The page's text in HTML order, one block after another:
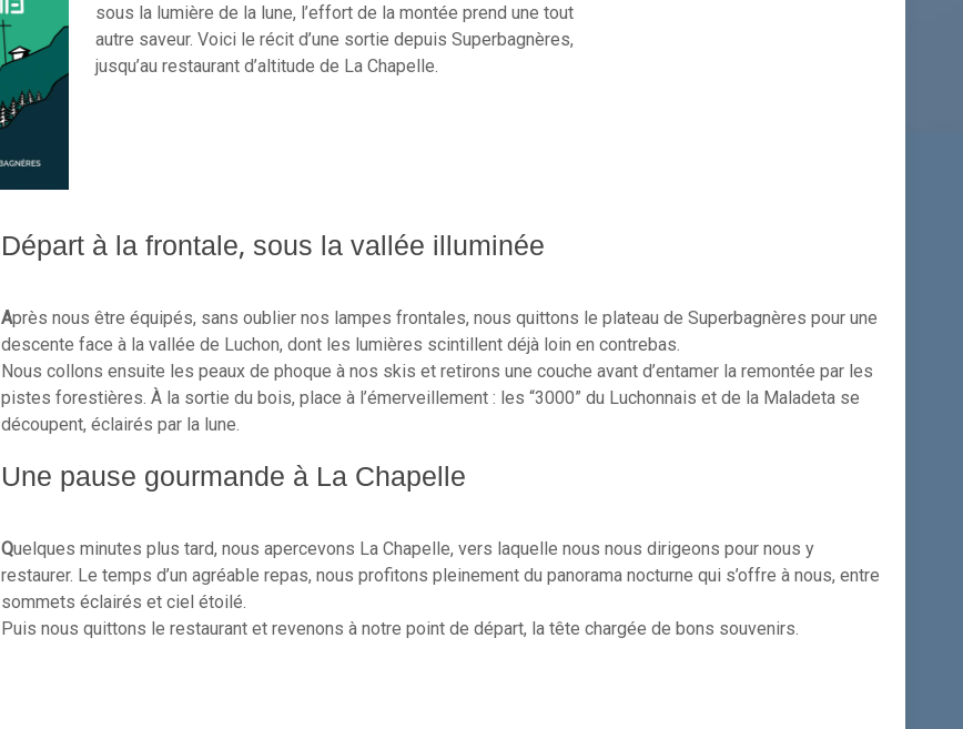
sous la lumière de la lune, l’effort de la montée prend une tout
autre saveur. Voici le récit d’une sortie depuis Superbagnères,
jusqu’au restaurant d’altitude de La Chapelle.
Départ à la frontale, sous la vallée illuminée
Après nous être équipés, sans oublier nos lampes frontales, nous quittons le plateau de Superbagnères pour une
descente face à la vallée de Luchon, dont les lumières scintillent déjà loin en contrebas.
Nous collons ensuite les peaux de phoque à nos skis et retirons une couche avant d’entamer la remontée par les
pistes forestières. À la sortie du bois, place à l’émerveillement : les “3000” du Luchonnais et de la Maladeta se
découpent, éclairés par la lune.
Une pause gourmande à La Chapelle
Quelques minutes plus tard, nous apercevons La Chapelle, vers laquelle nous nous dirigeons pour nous y
restaurer. Le temps d’un agréable repas, nous profitons pleinement du panorama nocturne qui s’offre à nous, entre
sommets éclairés et ciel étoilé.
Puis nous quittons le restaurant et revenons à notre point de départ, la tête chargée de bons souvenirs.